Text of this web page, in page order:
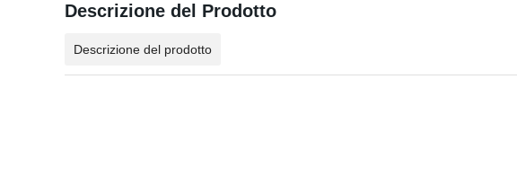
Descrizione del Prodotto
Descrizione del prodotto